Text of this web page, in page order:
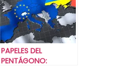
PAPELES DEL
PENTÁGONO: